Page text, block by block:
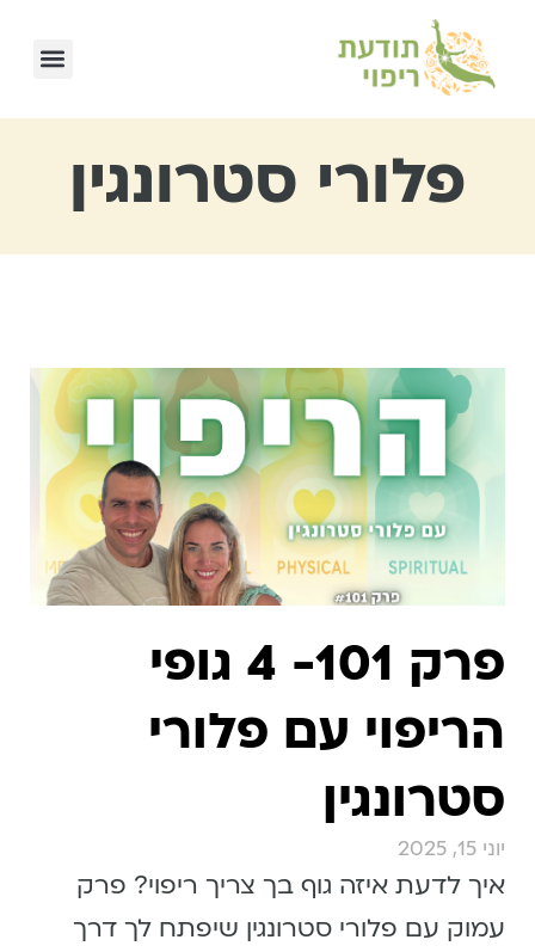
פלורי סטרונגין
פרק 101- 4 גופי
הריפוי עם פלורי
סטרונגין
יוני 15, 2025
איך לדעת איזה גוף בך צריך ריפוי? פרק
עמוק עם פלורי סטרונגין שיפתח לך דרך